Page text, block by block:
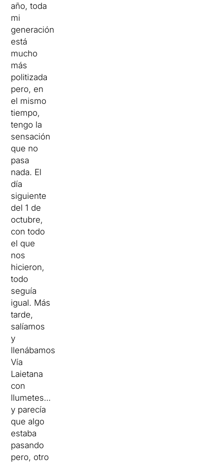
año, toda
mi
generación
está
mucho
más
politizada
pero, en
el mismo
tiempo,
tengo la
sensación
que no
pasa
nada. El
día
siguiente
del 1 de
octubre,
con todo
el que
nos
hicieron,
todo
seguía
igual. Más
tarde,
salíamos
y
llenábamos
Vía
Laietana
con
llumetes…
y parecía
que algo
estaba
pasando
pero, otro